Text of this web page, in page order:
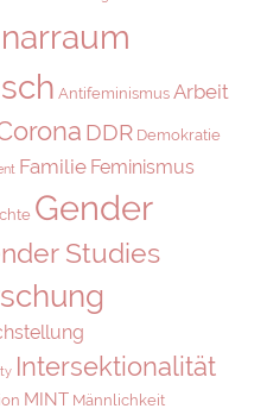
Antifeminismus Arbeit
DDR Demokratie
Familie Feminismus
Gender
Studies
Intersektionalität
MINT Männlichkeit